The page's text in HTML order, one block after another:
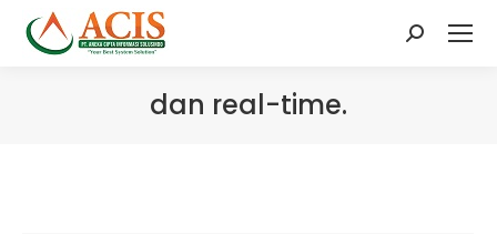
Search:
dan real-time.